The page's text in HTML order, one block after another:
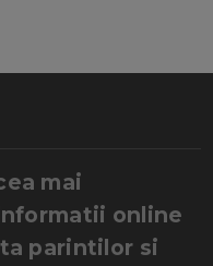
mai
online
parintilor si